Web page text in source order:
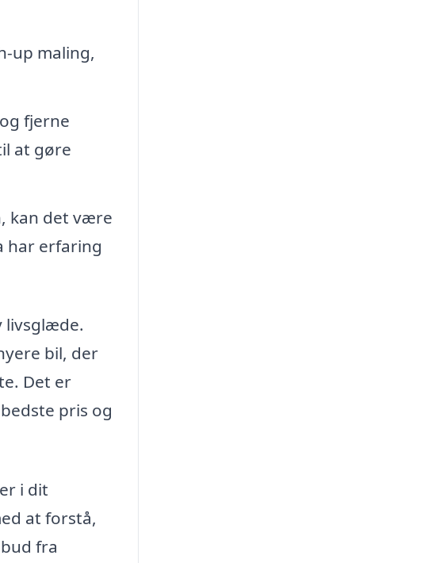
up maling,
fjerne
at gøre
kan det være
har erfaring
livsglæde.
bil, der
Det er
pris og
i dit
at forstå,
fra